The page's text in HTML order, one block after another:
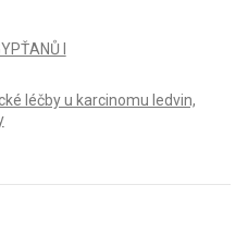
I
léčby u karcinomu ledvin,